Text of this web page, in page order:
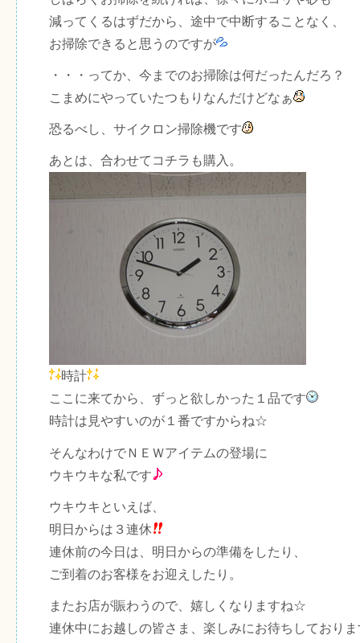
減ってくるはずだから、途中で中断することなく、
お掃除できると思うのですが
・・・ってか、今までのお掃除は何だったんだろ？
こまめにやっていたつもりなんだけどなぁ
恐るべし、サイクロン掃除機です
あとは、合わせてコチラも購入。
時計
ここに来てから、ずっと欲しかった１品です
時計は見やすいのが１番ですからね☆
そんなわけでＮＥＷアイテムの登場に
ウキウキな私です
ウキウキといえば、
明日からは３連休
連休前の今日は、明日からの準備をしたり、
ご到着のお客様をお迎えしたり。
またお店が賑わうので、嬉しくなりますね☆
連休中にお越しの皆さま、楽しみにお待ちしておりま